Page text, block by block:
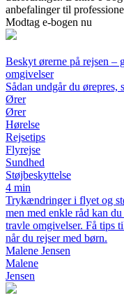
anbefalinger til
Modtag e-bogen nu
Beskyt ørerne på rejsen –
omgivelser
Sådan undgår du ørepres,
Ører
Ører
Hørelse
Rejsetips
Flyrejse
Sundhed
Støjbeskyttelse
4 min
Trykændringer i flyet og
men med enkle råd kan
travle omgivelser. Få tips
når du rejser med børn.
Malene Jensen
Malene
Jensen